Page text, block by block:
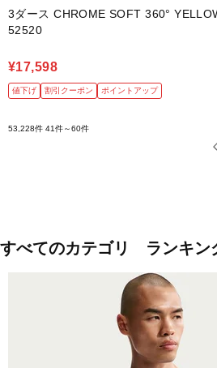
3ダース CHROME SOFT 360°
52520
¥17,598
値下げ 割引クーポン ポイントアップ
53,228件 41件～60件
すべてのカテゴリ ランキン